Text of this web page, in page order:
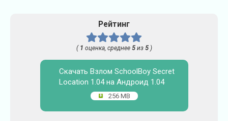
Рейтинг
( 1 оценка, среднее 5из 5)
Скачать Взлом SchoolBoy Secret
Location 1.04 на Андроид 1.04
256 MB